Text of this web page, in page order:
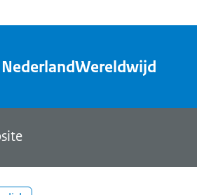
NederlandWereldwijd